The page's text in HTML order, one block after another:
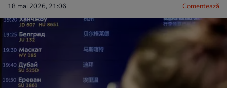
18 mai 2026, 21:06 Comentează